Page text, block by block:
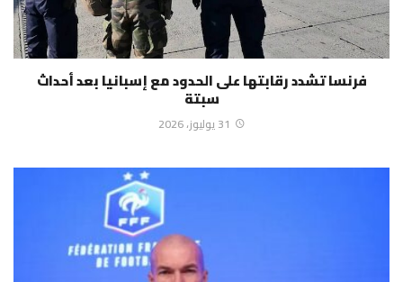
فرنسا تشدد رقابتها على الحدود مع إسبانيا بعد أحداث
سبتة
31 يوليوز، 2026